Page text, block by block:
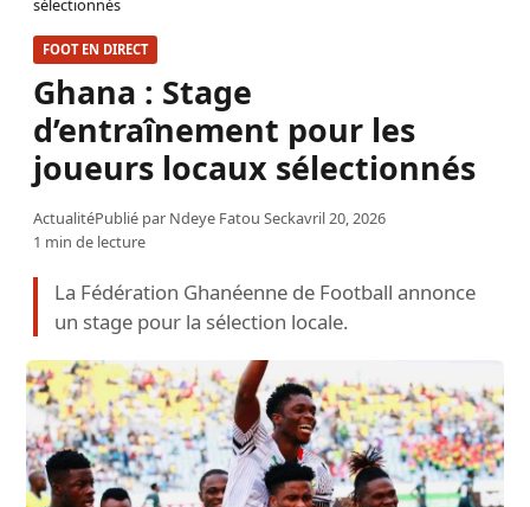
sélectionnés
FOOT EN DIRECT
Ghana : Stage
d’entraînement pour les
joueurs locaux sélectionnés
ActualitéPublié par Ndeye Fatou Seckavril 20, 2026
1 min de lecture
La Fédération Ghanéenne de Football annonce
un stage pour la sélection locale.